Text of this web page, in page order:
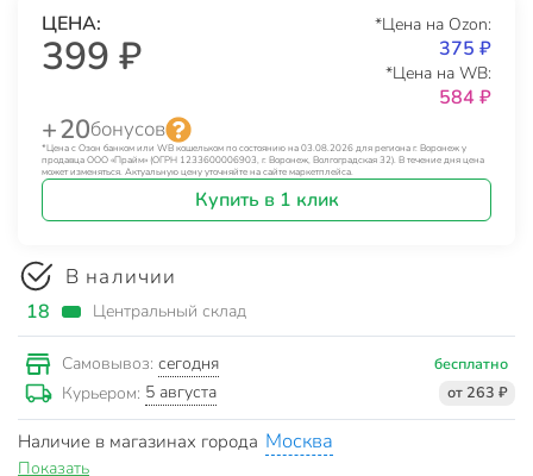
ЦЕНА:
399 ₽
*Цена на Ozon:
375 ₽
*Цена на WB:
584 ₽
+ 20бонусов
*Цена с Озон банком или WB кошельком по состоянию на 03.08.2026 для региона г. Воронеж у
продавца ООО «Прайм» (ОГРН 1233600006903, г. Воронеж, Волгоградская 32). В течение дня цена
может изменяться. Актуальную цену уточняйте на сайте маркетплейса.
Купить в 1 клик
В наличии
18 Центральный склад
Самовывоз: сегодня бесплатно
Курьером: 5 августа от 263 ₽
Наличие в магазинах города Москва
Показать